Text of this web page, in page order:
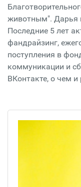
животным". Дарья
Последние 5 лет
фандрайзинг,
поступления в
коммуникации и
ВКонтакте, о чем и